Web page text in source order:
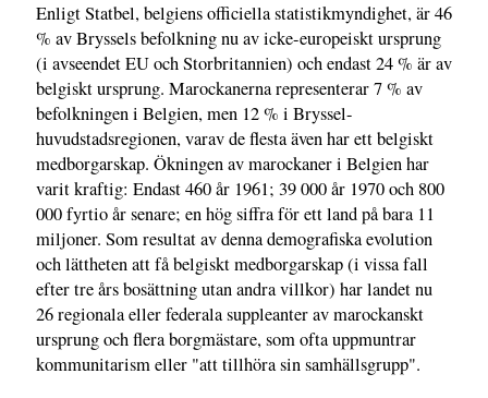
Enligt Statbel, belgiens officiella statistikmyndighet, är 46
% av Bryssels befolkning nu av icke-europeiskt ursprung
(i avseendet EU och Storbritannien) och endast 24 % är av
belgiskt ursprung. Marockanerna representerar 7 % av
befolkningen i Belgien, men 12 % i Bryssel-
huvudstadsregionen, varav de flesta även har ett belgiskt
medborgarskap. Ökningen av marockaner i Belgien har
varit kraftig: Endast 460 år 1961; 39 000 år 1970 och 800
000 fyrtio år senare; en hög siffra för ett land på bara 11
miljoner. Som resultat av denna demografiska evolution
och lättheten att få belgiskt medborgarskap (i vissa fall
efter tre års bosättning utan andra villkor) har landet nu
26 regionala eller federala suppleanter av marockanskt
ursprung och flera borgmästare, som ofta uppmuntrar
kommunitarism eller "att tillhöra sin samhällsgrupp".